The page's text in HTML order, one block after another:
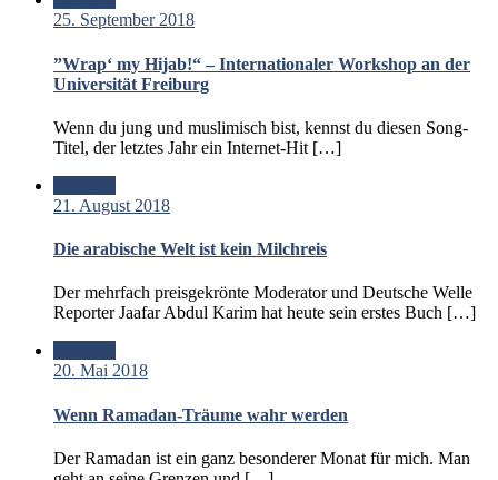
25. September 2018
”Wrap‘ my Hijab!“ – Internationaler Workshop an der
Universität Freiburg
Wenn du jung und muslimisch bist, kennst du diesen Song-
Titel, der letztes Jahr ein Internet-Hit […]
21. August 2018
Die arabische Welt ist kein Milchreis
Der mehrfach preisgekrönte Moderator und Deutsche Welle
Reporter Jaafar Abdul Karim hat heute sein erstes Buch […]
20. Mai 2018
Wenn Ramadan-Träume wahr werden
Der Ramadan ist ein ganz besonderer Monat für mich. Man